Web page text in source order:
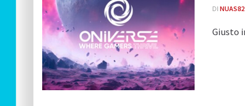
DI NUAS82
Giusto